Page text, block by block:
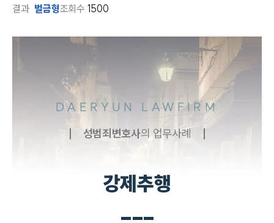
결과 벌금형조회수 1500
DAERYUN LAWFIRM
성범죄 변호사의 업무사례
강제추행
___